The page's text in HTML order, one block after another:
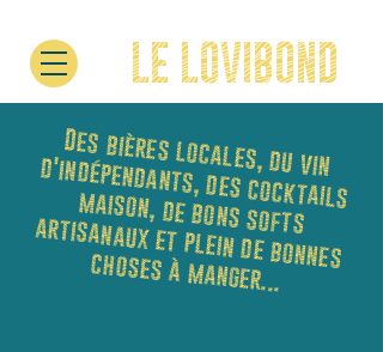
LE LOVIBOND
Des bières locales, du vin d'indépendants, des cocktails
maison, de bons softs
artisanaux et plein de bonnes
choses à manger...